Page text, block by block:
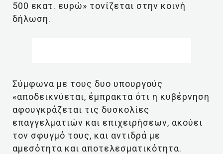
500 εκατ. ευρώ» τονίζεται στην κοινή
δήλωση.
Σύμφωνα με τους δυο υπουργούς
«αποδεικνύεται, έμπρακτα ότι η κυβέρνηση
αφουγκράζεται τις δυσκολίες
επαγγελματιών και επιχειρήσεων, ακούει
τον σφυγμό τους, και αντιδρά με
αμεσότητα και αποτελεσματικότητα.